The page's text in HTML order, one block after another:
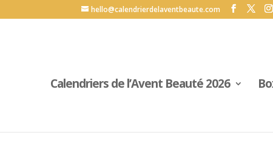
hello@calendrierdelaventbeaute.com
Calendriers de l’Avent Beauté 2026